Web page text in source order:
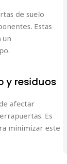
de suelo
Estas
un
y residuos
afectar
Es
minimizar este